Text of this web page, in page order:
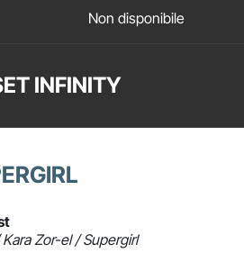
Non disponibile
INFINITY
Zor-el / Supergirl